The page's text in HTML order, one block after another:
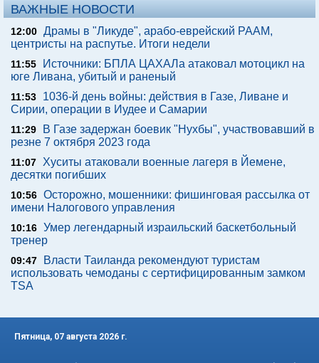
ВАЖНЫЕ НОВОСТИ
12:00 Драмы в "Ликуде", арабо-еврейский РААМ,
центристы на распутье. Итоги недели
11:55
Источники: БПЛА ЦАХАЛа атаковал мотоцикл на
юге Ливана, убитый и раненый
11:53
1036-й день войны: действия в Газе, Ливане и
Сирии, операции в Иудее и Самарии
11:29
В Газе задержан боевик "Нухбы", участвовавший в
резне 7 октября 2023 года
11:07
Хуситы атаковали военные лагеря в Йемене,
десятки погибших
10:56 Осторожно, мошенники: фишинговая рассылка от
имени Налогового управления
10:16 Умер легендарный израильский баскетбольный
тренер
09:47
Власти Таиланда рекомендуют туристам
использовать чемоданы с сертифицированным замком
TSA
Пятница, 07 августа 2026 г.